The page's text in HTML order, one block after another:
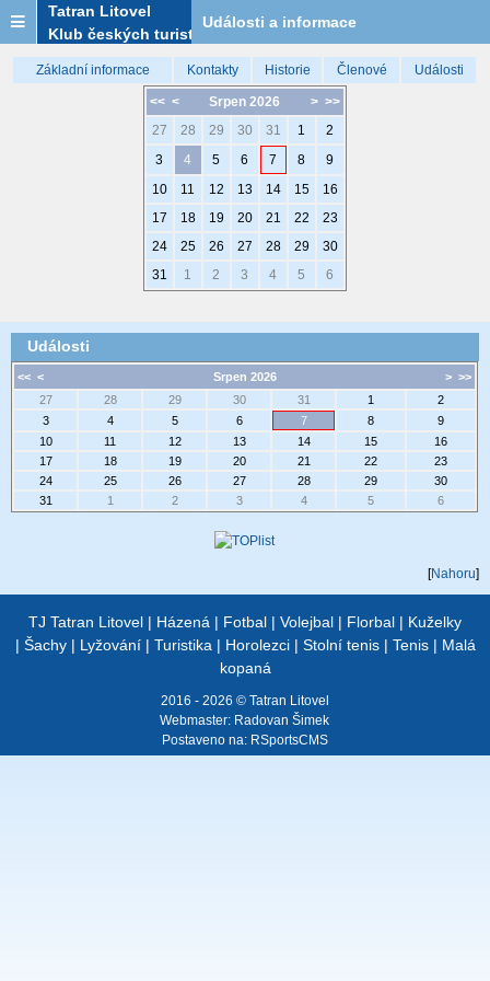
Tatran Litovel
Klub českých turistů
Události a informace
Základní informace Kontakty Historie Členové Události
<< < > >>
Srpen 2026
27
28 29 30 31 1
2
3
4 5 6 7 8
9
10
11 12 13 14 15
16
17
18 19 20 21 22
23
24
25 26 27 28 29
30
31
1 2 3 4 5 6
Události
<< < > >>
Srpen 2026
27
28 29 30 31 1
2
3
4 5 6 7 8
9
10
11 12 13 14 15
16
17
18 19 20 21 22
23
24
25 26 27 28 29
30
31
1 2 3 4 5 6
[Nahoru]
TJ Tatran Litovel | Házená | Fotbal | Volejbal | Florbal | Kuželky
| Šachy| Lyžování| Turistika | Horolezci| Stolní tenis| Tenis| Malá
kopaná
2016 - 2026 © Tatran Litovel
Webmaster: Radovan Šimek
Postaveno na: RSportsCMS